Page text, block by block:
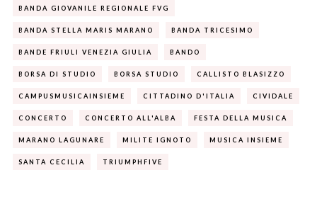
BANDA GIOVANILE REGIONALE FVG
BANDA STELLA MARIS MARANO BANDA TRICESIMO
BANDE FRIULI VENEZIA GIULIA BANDO
BORSA DI STUDIO BORSA STUDIO CALLISTO BLASIZZO
CAMPUSMUSICAINSIEME CITTADINO D'ITALIA CIVIDALE
CONCERTO CONCERTO ALL'ALBA FESTA DELLA MUSICA
MARANO LAGUNARE MILITE IGNOTO MUSICA INSIEME
SANTA CECILIA TRIUMPHFIVE